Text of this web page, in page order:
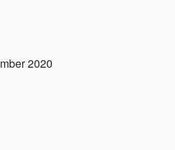
2020